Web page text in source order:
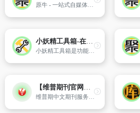
原牛 - 一站式自媒体工具平台，提供网盘资源搜索、短视频去水印、语音转文字、字幕翻译等功能。支持百度网盘、阿里云盘、天翼云盘等多种网盘平台资源搜索，以及抖音、快手、小红书等平台的视频去水印下载，AI语音识别服务
小妖精工具箱-在线小工具
小妖精工具箱是功能丰富的在线工具集合平台
【维普期刊官网】- 中文期刊服务平台
维普期中文期刊服务平台，由维普资讯有限公司出品